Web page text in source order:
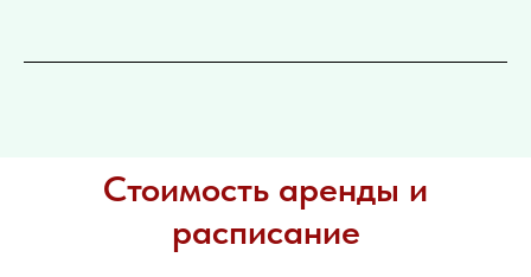
Стоимость аренды и
расписание